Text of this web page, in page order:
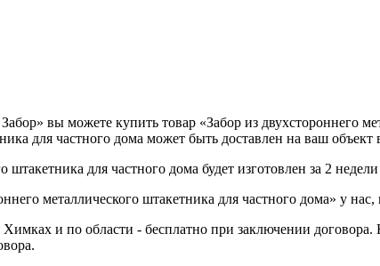
вы можете купить товар «Забор из двухстороннего
для частного дома может быть доставлен на ваш
штакетника для частного дома будет изготовлен за 2
металлического штакетника для частного дома» у
и по области - бесплатно при заключении